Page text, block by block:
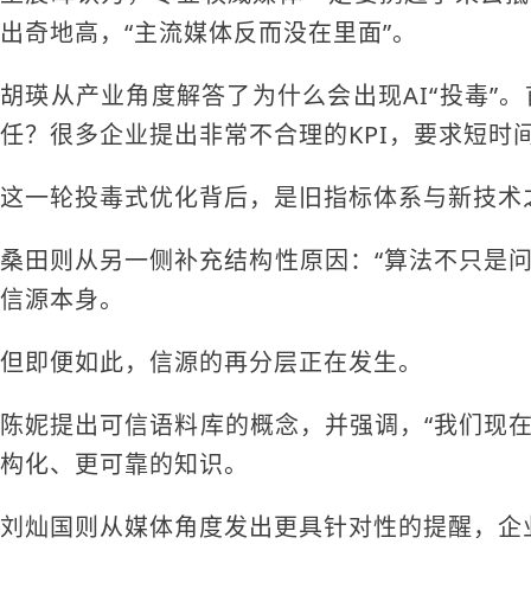
出奇地高，“主流媒体反而没在里面”。
胡瑛从产业角度解答了为什么会出现AI“投毒”
任？很多企业提出非常不合理的KPI，要求短时
这一轮投毒式优化背后，是旧指标体系与新技
桑田则从另一侧补充结构性原因：“算法不只是
信源本身。
但即便如此，信源的再分层正在发生。
陈妮提出可信语料库的概念，并强调，“我们现
构化、更可靠的知识。
刘灿国则从媒体角度发出更具针对性的提醒，